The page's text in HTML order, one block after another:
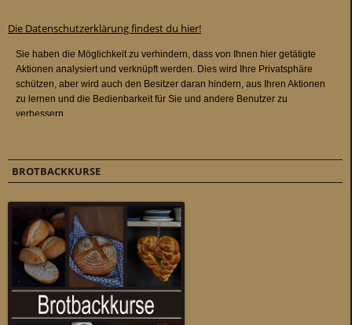
Die Datenschutzerklärung findest du hier!
BROTBACKKURSE